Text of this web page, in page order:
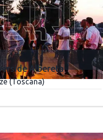
Albereta
(Toscana)